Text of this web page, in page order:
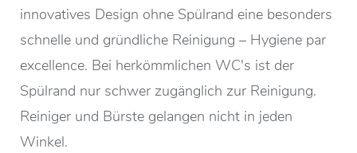
innovatives Design ohne Spülrand eine besonders
schnelle und gründliche Reinigung – Hygiene par
excellence. Bei herkömmlichen WC's ist der
Spülrand nur schwer zugänglich zur Reinigung.
Reiniger und Bürste gelangen nicht in jeden
Winkel.